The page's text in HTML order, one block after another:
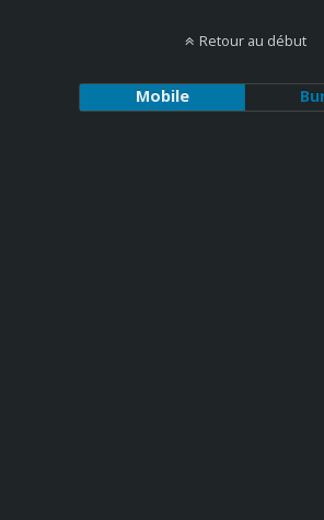
Retour au début
Mobile